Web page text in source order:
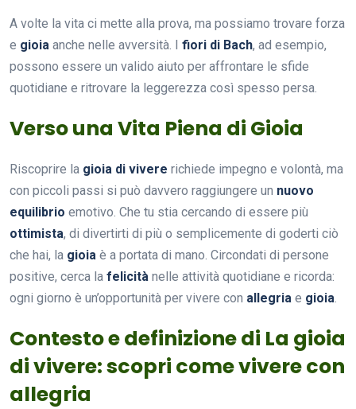
A volte la vita ci mette alla prova, ma possiamo trovare forza
e gioia anche nelle avversità. I fiori di Bach, ad esempio,
possono essere un valido aiuto per affrontare le sfide
quotidiane e ritrovare la leggerezza così spesso persa.
Verso una Vita Piena di Gioia
Riscoprire la gioia di vivere richiede impegno e volontà, ma
con piccoli passi si può davvero raggiungere un nuovo
equilibrio emotivo. Che tu stia cercando di essere più
ottimista, di divertirti di più o semplicemente di goderti ciò
che hai, la gioia è a portata di mano. Circondati di persone
positive, cerca la felicità nelle attività quotidiane e ricorda:
ogni giorno è un’opportunità per vivere con allegria e gioia.
Contesto e definizione di La gioia
di vivere: scopri come vivere con
allegria